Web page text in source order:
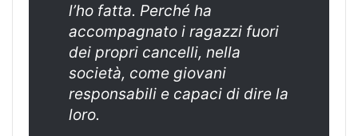
l’ho fatta. Perché ha
accompagnato i ragazzi fuori
dei propri cancelli, nella
società, come giovani
responsabili e capaci di dire la
loro.